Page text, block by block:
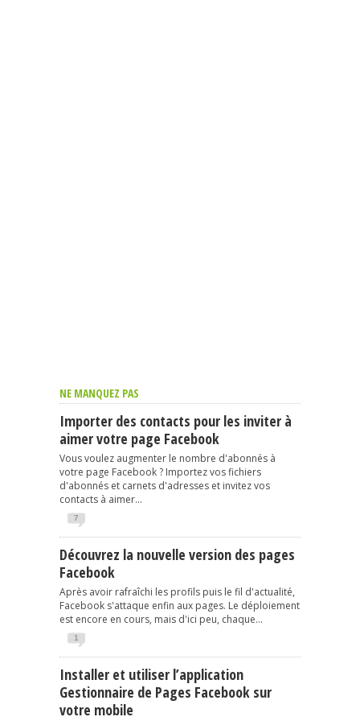
NE MANQUEZ PAS
Importer des contacts pour les inviter à
aimer votre page Facebook
Vous voulez augmenter le nombre d'abonnés à
votre page Facebook ? Importez vos fichiers
d'abonnés et carnets d'adresses et invitez vos
contacts à aimer...
7
Découvrez la nouvelle version des pages
Facebook
Après avoir rafraîchi les profils puis le fil d'actualité,
Facebook s'attaque enfin aux pages. Le déploiement
est encore en cours, mais d'ici peu, chaque...
1
Installer et utiliser l’application
Gestionnaire de Pages Facebook sur
votre mobile